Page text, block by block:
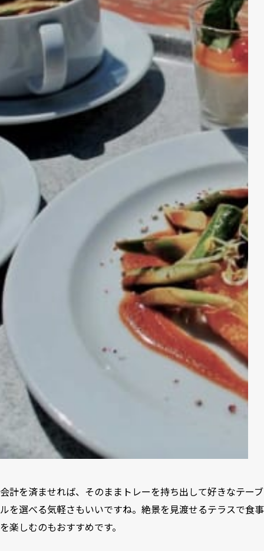
会計を済ませれば、そのままトレーを持ち出して好きなテーブ
ルを選べる気軽さもいいですね。絶景を見渡せるテラスで食事
を楽しむのもおすすめです。